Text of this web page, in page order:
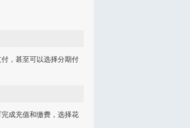
，甚至可以选择分期付
成充值和缴费，选择花